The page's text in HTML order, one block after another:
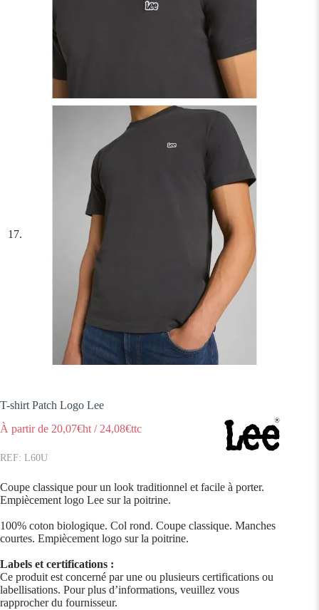
T-shirt Patch Logo Lee
À partir de 20,07€ht / 24,08€ttc
L60U
Coupe classique pour un look traditionnel et facile à porter.
Empiècement logo Lee sur la poitrine.
100% coton biologique. Col rond. Coupe classique. Manches
courtes. Empiècement logo sur la poitrine.
Labels et certifications :
Ce produit est concerné par une ou plusieurs certifications ou
labellisations. Pour plus d’informations, veuillez vous
rapprocher du fournisseur.